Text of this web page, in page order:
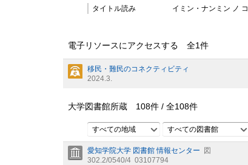
タイトル読み
イミン・ナンミン ノ
電子リソースにアクセスする 全1件
移民・難民のコネクティビティ
2024.3.
大学図書館所蔵 108件 / 全108件
すべての地域 すべての図書館
愛知学院大学 図書館 情報センター
図
302.2/0540/4 03107794